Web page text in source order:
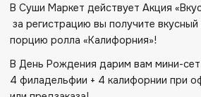
В Суши Маркет действует Акция
за регистрацию вы получите
порцию ролла «Калифорния»!
В День Рождения дарим вам мини-
4 филадельфии + 4 калифорнии при